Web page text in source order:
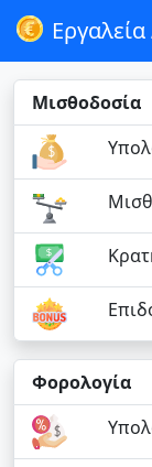
Μισθοδοσία
Φορολογία